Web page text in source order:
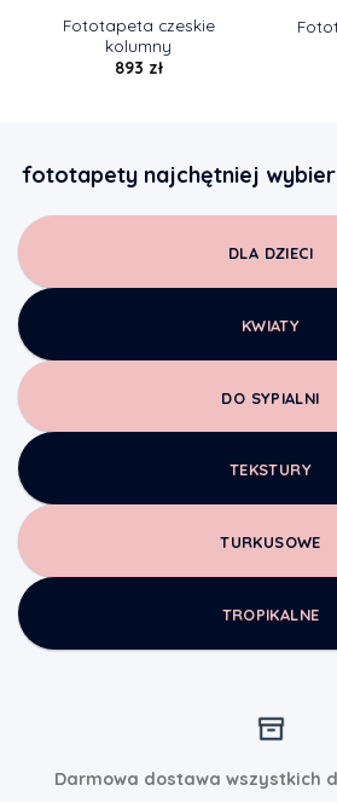
Fototapeta czeskie
kolumny
893 zł
fototapety najchętniej
DLA DZIECI
KWIATY
DO SYPIALNI
TEKSTURY
TURKUSOWE
TROPIKALNE
Darmowa dostawa wszystkich